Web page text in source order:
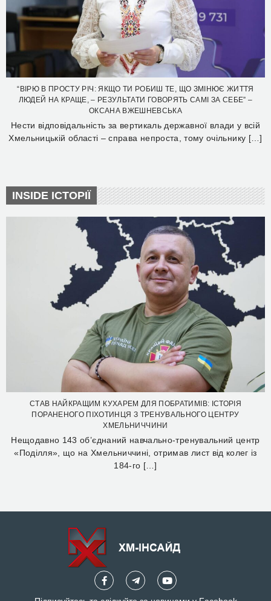
“ВІРЮ В ПРОСТУ РІЧ: ЯКЩО ТИ РОБИШ ТЕ, ЩО ЗМІНЮЄ ЖИТТЯ
ЛЮДЕЙ НА КРАЩЕ, – РЕЗУЛЬТАТИ ГОВОРЯТЬ САМІ ЗА СЕБЕ” –
ОКСАНА ВЖЕШНЕВСЬКА
Нести відповідальність за вертикаль державної влади у всій
Хмельницькій області – справа непроста, тому очільнику […]
INSIDE ІСТОРІЇ
СТАВ НАЙКРАЩИМ КУХАРЕМ ДЛЯ ПОБРАТИМІВ: ІСТОРІЯ
ПОРАНЕНОГО ПІХОТИНЦЯ З ТРЕНУВАЛЬНОГО ЦЕНТРУ
ХМЕЛЬНИЧЧИНИ
Нещодавно 143 об’єднаний навчально-тренувальний центр
«Поділля», що на Хмельниччині, отримав лист від колег із
184-го […]